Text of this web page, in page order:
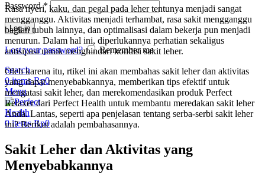
Password*
Log in
Lost your password?
Remember me
Search
0items Rp0
Menu
0items Rp0
Rasa nyeri, kaku, dan pegal pada leher tentunya menjadi sangat
mengganggu. Aktivitas menjadi terhambat, rasa sakit mengganggu
bagian tubuh lainnya, dan optimalisasi dalam bekerja pun menjadi
menurun. Dalam hal ini, diperlukannya perhatian sekaligus
antisipasi untuk menghindari kondisi sakit leher.
Oleh karena itu, rtikel ini akan membahas sakit leher dan aktivitas
yang dapat menyebabkannya, memberikan tips efektif untuk
mengatasi sakit leher, dan merekomendasikan produk Perfect
Relaxer dari Perfect Health untuk membantu meredakan sakit leher
Anda. Lantas, seperti apa penjelasan tentang serba-serbi sakit leher
ini? Berikut adalah pembahasannya.
Sakit Leher dan Aktivitas yang
Menyebabkannya